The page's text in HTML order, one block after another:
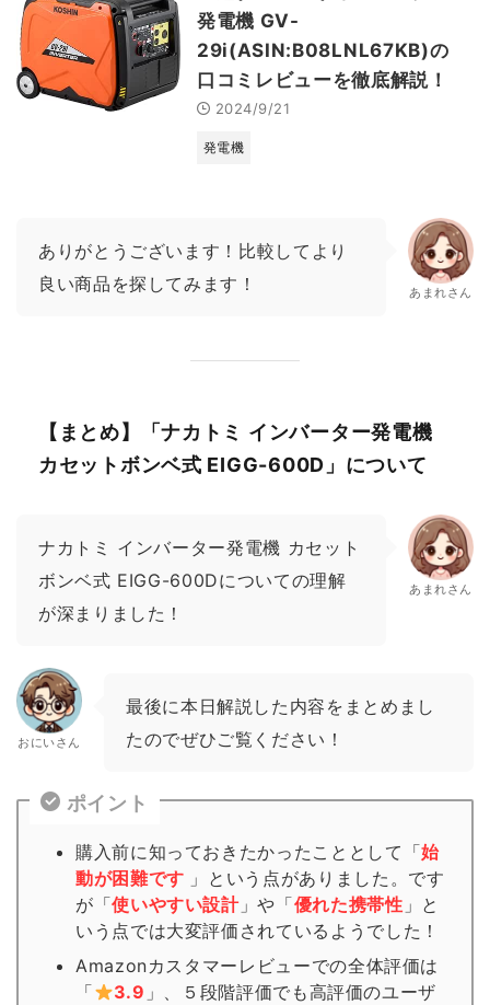
発電機 GV-
29i(ASIN:B08LNL67KB)の
口コミレビューを徹底解説！
2024/9/21
発電機
ありがとうございます！比較してより
良い商品を探してみます！
あまれさん
【まとめ】「ナカトミ インバーター発電機
カセットボンベ式 EIGG-600D」について
ナカトミ インバーター発電機 カセット
ボンベ式 EIGG-600Dについての理解
が深まりました！
あまれさん
おにいさん
最後に本日解説した内容をまとめまし
たのでぜひご覧ください！
ポイント
購入前に知っておきたかったこととして「始
動が困難です 」という点がありました。です
が「使いやすい設計」や「優れた携帯性 」と
いう点では大変評価されているようでした！
Amazonカスタマーレビューでの全体評価は
「
3.9 」、５段階評価でも高評価のユーザ